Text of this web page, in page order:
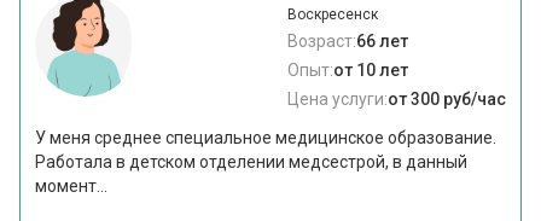
Воскресенск
Возраст:66 лет
Опыт:от 10 лет
Цена услуги:от 300 руб/час
У меня среднее специальное медицинское образование.
Работала в детском отделении медсестрой, в данный
момент...